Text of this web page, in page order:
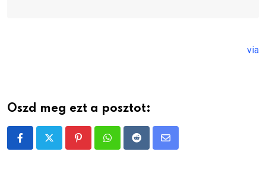
via
Oszd meg ezt a posztot:
PinterestWhatsappRedditShare